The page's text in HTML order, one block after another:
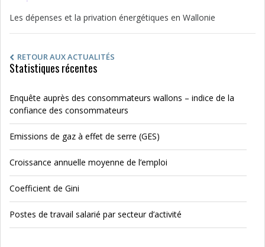
Les dépenses et la privation énergétiques en Wallonie
RETOUR AUX ACTUALITÉS
Statistiques récentes
Enquête auprès des consommateurs wallons – indice de la
confiance des consommateurs
Emissions de gaz à effet de serre (GES)
Croissance annuelle moyenne de l’emploi
Coefficient de Gini
Postes de travail salarié par secteur d’activité